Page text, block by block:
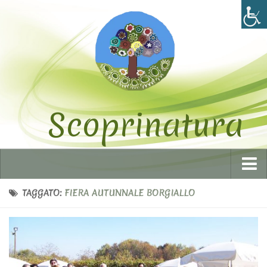
Scoprinatura
Home
Statuto
TAGGATO: FIERA AUTUNNALE BORGIALLO